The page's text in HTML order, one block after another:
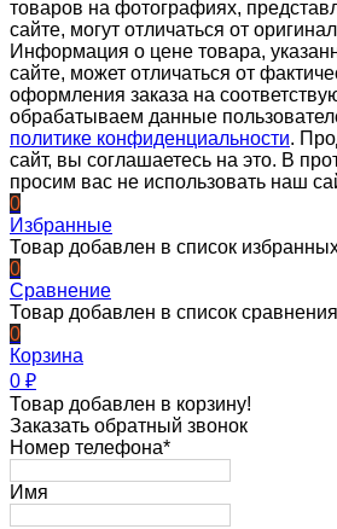
товаров на фотографиях,
сайте, могут отличаться от
Информация о цене товара,
сайте, может отличаться от
оформления заказа на
обрабатываем данные
политике конфиденциальности.
сайт, вы соглашаетесь на это. В
просим вас не использовать наш
0
Избранные
Товар добавлен в список
0
Сравнение
Товар добавлен в список сравнения
0
Корзина
0 ₽
Товар добавлен в корзину!
Заказать обратный звонок
Номер телефона*
Имя